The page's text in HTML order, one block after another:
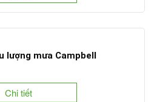
lượng mưa Campbell
Chi tiết